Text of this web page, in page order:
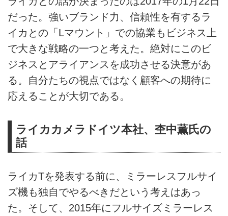
だった。強いブランド力、信頼性を有するラ
イカとの「Lマウント」での協業もビジネス上
で大きな戦略の一つと考えた。絶対にこのビ
ジネスとアライアンスを成功させる決意があ
る。自分たちの視点ではなく顧客への期待に
応えることが大切である。
ライカカメラドイツ本社、杢中薫氏の
話
ライカTを発表する前に、ミラーレスフルサイ
ズ機も独自でやるべきだという考えはあっ
た。そして、2015年にフルサイズミラーレス